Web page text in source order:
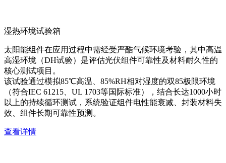
湿热环境试验箱
太阳能组件在应用过程中需经受严酷气候环境考验，其中高温
高湿环境（DH试验）是评估光伏组件可靠性及材料耐久性的
核心测试项目。
该试验通过模拟85℃高温、85%RH相对湿度的双85极限环境
（符合IEC 61215、UL 1703等国际标准），结合长达1000小时
以上的持续循环测试，系统验证组件电性能衰减、封装材料失
效、组件长期可靠性预测。
查看详情